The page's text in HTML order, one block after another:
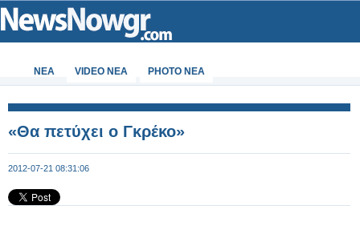
ΝΕΑ VIDEO NEA PHOTO NEA
«Θα πετύχει ο Γκρέκο»
2012-07-21 08:31:06